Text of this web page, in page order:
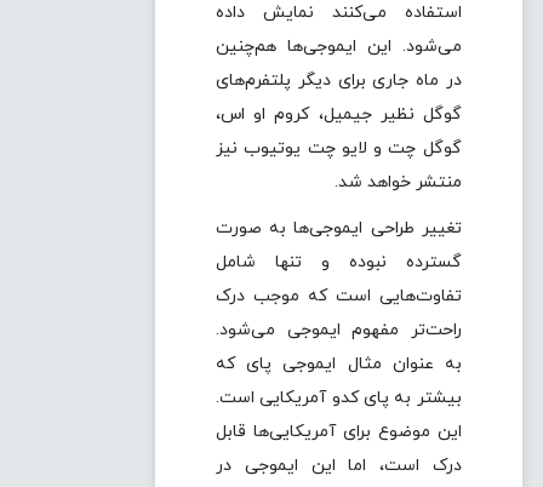
استفاده می‌کنند نمایش داده
می‌شود. این ایموجی‌ها هم‌چنین
در ماه جاری برای دیگر پلتفرم‌های
گوگل نظیر جیمیل، کروم او اس،
گوگل چت و لایو چت یوتیوب نیز
منتشر خواهد شد.
تغییر طراحی ایموجی‌ها به صورت
گسترده نبوده و تنها شامل
تفاوت‌هایی است که موجب درک
راحت‌تر مفهوم ایموجی می‌شود.
به عنوان مثال ایموجی پای که
بیشتر به پای کدو آمریکایی است.
این موضوع برای آمریکایی‌ها قابل
درک است، اما این ایموجی در